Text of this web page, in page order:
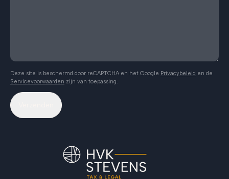
Deze site is beschermd door reCAPTCHA en het Google Privacybeleid en de
Servicevoorwaarden zijn van toepassing.